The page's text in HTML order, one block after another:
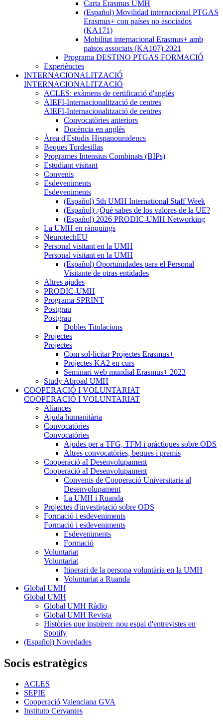
Carta Erasmus UMH
(Español) Movilidad internacional PTGAS
Erasmus+ con países no asociados
(KA171)
Mobilitat internacional Erasmus+ amb
països associats (KA107) 2021
Programa DESTINO PTGAS FORMACIÓ
Experiències
INTERNACIONALITZACIÓ
INTERNACIONALITZACIÓ
ACLES: exàmens de certificació d'anglés
AIEFI-Internacionalització de centres
AIEFI-Internacionalització de centres
Convocatòries anteriors
Docència en anglès
Àrea d'Estudis Hispanounidencs
Beques Tordesillas
Programes Intensius Combinats (BIPs)
Estudiant visitant
Convenis
Esdeveniments
Esdeveniments
(Español) 5th UMH International Staff Week
(Español) ¿Qué sabes de los valores de la UE?
(Español) 2026 PRODIC-UMH Networking
La UMH en rànquings
NeurotechEU
Personal visitant en la UMH
Personal visitant en la UMH
(Español) Oportunidades para el Personal
Visitante de otras entidades
Altres ajudes
PRODIC-UMH
Programa SPRINT
Postgrau
Postgrau
Dobles Titulacions
Projectes
Projectes
Com sol·licitar Projectes Erasmus+
Projectes KA2 en curs
Seminari web mundial Erasmus+ 2023
Study Abroad UMH
COOPERACIÓ I VOLUNTARIAT
COOPERACIÓ I VOLUNTARIAT
Aliances
Ajuda humanitària
Convocatòries
Convocatòries
Ajudes per a TFG, TFM i pràctiques sobre ODS
Altres convocatòries, beques i premis
Cooperació aI Desenvolupament
Cooperació aI Desenvolupament
Convenis de Cooperació Universitaria al
Desenvolupament
La UMH i Ruanda
Projectes d'investigació sobre ODS
Formació i esdeveniments
Formació i esdeveniments
Esdeveniments
Formació
Voluntariat
Voluntariat
Itinerari de la persona voluntària en la UMH
Voluntariat a Ruanda
Global UMH
Global UMH
Global UMH Ràdio
Global UMH Revista
Històries que inspiren: nou espai d'entrevistes en
Spotify
(Español) Novedades
Socis estratègics
ACLES
SEPIE
Cooperació Valenciana GVA
Instituto Cervantes